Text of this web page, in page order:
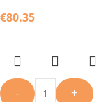
€80.35
-
+